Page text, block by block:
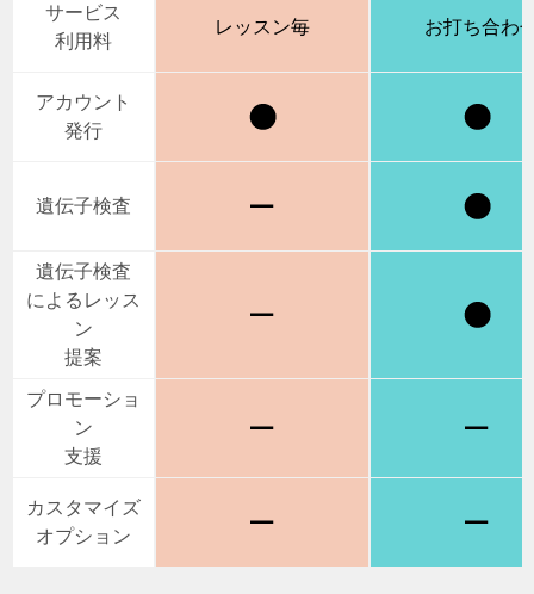
サービス
利用料
レッスン毎 お打ち合わ
アカウント
発行
遺伝子検査
遺伝子検査
によるレッス
ン
提案
プロモーショ
ン
支援
カスタマイズ
オプション